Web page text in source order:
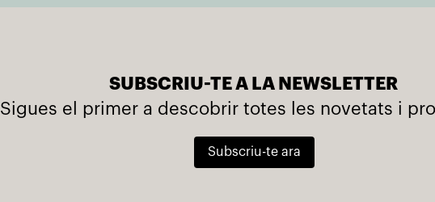
SUBSCRIU-TE A LA NEWSLETTER
Sigues el primer a descobrir totes les novetats i
Subscriu-te ara